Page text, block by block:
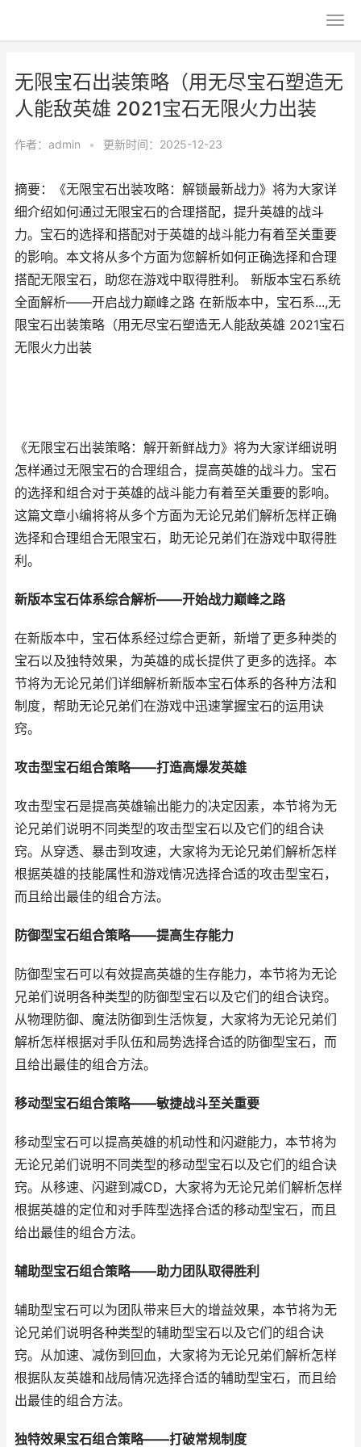
无限宝石出装策略（用无尽宝石塑造无
人能敌英雄 2021宝石无限火力出装
作者： admin • 更新时间：2025-12-23
摘要：《无限宝石出装攻略：解锁最新战力》将为大家详
细介绍如何通过无限宝石的合理搭配，提升英雄的战斗
力。宝石的选择和搭配对于英雄的战斗能力有着至关重要
的影响。本文将从多个方面为您解析如何正确选择和合理
搭配无限宝石，助您在游戏中取得胜利。 新版本宝石系统
全面解析——开启战力巅峰之路 在新版本中，宝石系...,无
限宝石出装策略（用无尽宝石塑造无人能敌英雄 2021宝石
无限火力出装
《无限宝石出装策略：解开新鲜战力》将为大家详细说明
怎样通过无限宝石的合理组合，提高英雄的战斗力。宝石
的选择和组合对于英雄的战斗能力有着至关重要的影响。
这篇文章小编将将从多个方面为无论兄弟们解析怎样正确
选择和合理组合无限宝石，助无论兄弟们在游戏中取得胜
利。
新版本宝石体系综合解析——开始战力巅峰之路
在新版本中，宝石体系经过综合更新，新增了更多种类的
宝石以及独特效果，为英雄的成长提供了更多的选择。本
节将为无论兄弟们详细解析新版本宝石体系的各种方法和
制度，帮助无论兄弟们在游戏中迅速掌握宝石的运用诀
窍。
攻击型宝石组合策略——打造高爆发英雄
攻击型宝石是提高英雄输出能力的决定因素，本节将为无
论兄弟们说明不同类型的攻击型宝石以及它们的组合诀
窍。从穿透、暴击到攻速，大家将为无论兄弟们解析怎样
根据英雄的技能属性和游戏情况选择合适的攻击型宝石，
而且给出最佳的组合方法。
防御型宝石组合策略——提高生存能力
防御型宝石可以有效提高英雄的生存能力，本节将为无论
兄弟们说明各种类型的防御型宝石以及它们的组合诀窍。
从物理防御、魔法防御到生活恢复，大家将为无论兄弟们
解析怎样根据对手队伍和局势选择合适的防御型宝石，而
且给出最佳的组合方法。
移动型宝石组合策略——敏捷战斗至关重要
移动型宝石可以提高英雄的机动性和闪避能力，本节将为
无论兄弟们说明不同类型的移动型宝石以及它们的组合诀
窍。从移速、闪避到减CD，大家将为无论兄弟们解析怎样
根据英雄的定位和对手阵型选择合适的移动型宝石，而且
给出最佳的组合方法。
辅助型宝石组合策略——助力团队取得胜利
辅助型宝石可以为团队带来巨大的增益效果，本节将为无
论兄弟们说明各种类型的辅助型宝石以及它们的组合诀
窍。从加速、减伤到回血，大家将为无论兄弟们解析怎样
根据队友英雄和战局情况选择合适的辅助型宝石，而且给
出最佳的组合方法。
独特效果宝石组合策略——打破常规制度